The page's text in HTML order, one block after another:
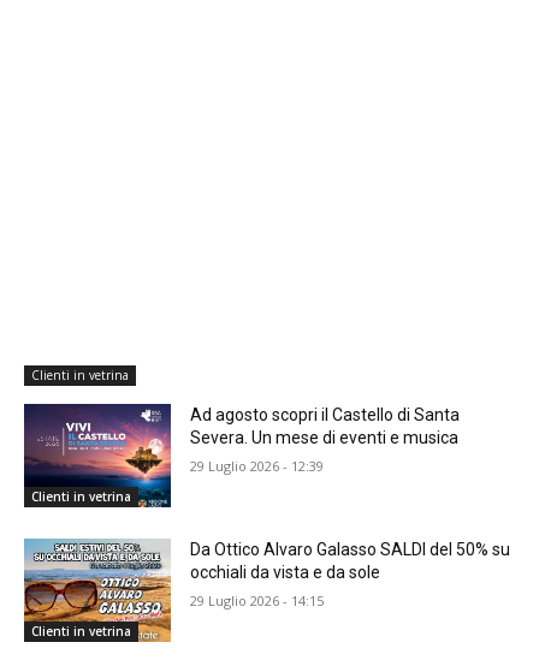
Clienti in vetrina
Clienti in vetrina
Ad agosto scopri il Castello di Santa
Severa. Un mese di eventi e musica
29 Luglio 2026 - 12:39
Clienti in vetrina
Da Ottico Alvaro Galasso SALDI del 50% su
occhiali da vista e da sole
29 Luglio 2026 - 14:15